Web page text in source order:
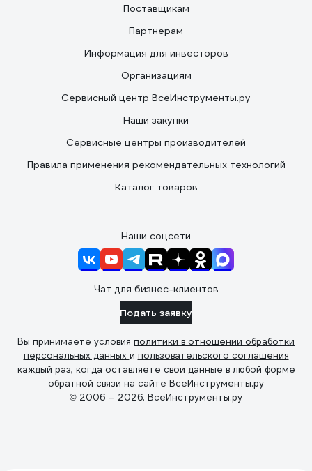
Поставщикам
Партнерам
Информация для инвесторов
Организациям
Сервисный центр ВсеИнструменты.ру
Наши закупки
Сервисные центры производителей
Правила применения рекомендательных технологий
Каталог товаров
Наши соцсети
Чат для бизнес-клиентов
Подать заявку
Вы принимаете условия политики в отношении обработки
персональных данных и пользовательского соглашения
каждый раз, когда оставляете свои данные в любой форме
обратной связи на сайте ВсеИнструменты.ру
© 2006 — 2026. ВсеИнструменты.ру